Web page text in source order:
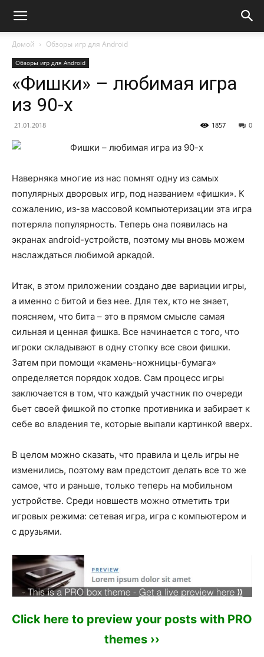
Домой Обзоры игр для Android
Обзоры игр для Android
«Фишки» – любимая игра
из 90-х
21.01.2018 0
1857
Наверняка многие из нас помнят одну из самых
популярных дворовых игр, под названием «фишки». К
сожалению, из-за массовой компьютеризации эта игра
потеряла популярность. Теперь она появилась на
экранах android-устройств, поэтому мы вновь можем
наслаждаться любимой аркадой.
Итак, в этом приложении создано две вариации игры,
а именно с битой и без нее. Для тех, кто не знает,
поясняем, что бита – это в прямом смысле самая
сильная и ценная фишка. Все начинается с того, что
игроки складывают в одну стопку все свои фишки.
Затем при помощи «камень-ножницы-бумага»
определяется порядок ходов. Сам процесс игры
заключается в том, что каждый участник по очереди
бьет своей фишкой по стопке противника и забирает к
себе во владения те, которые выпали картинкой вверх.
В целом можно сказать, что правила и цель игры не
изменились, поэтому вам предстоит делать все то же
самое, что и раньше, только теперь на мобильном
устройстве. Среди новшеств можно отметить три
игровых режима: сетевая игра, игра с компьютером и
с друзьями.
Click here to preview your posts with PRO
themes ››